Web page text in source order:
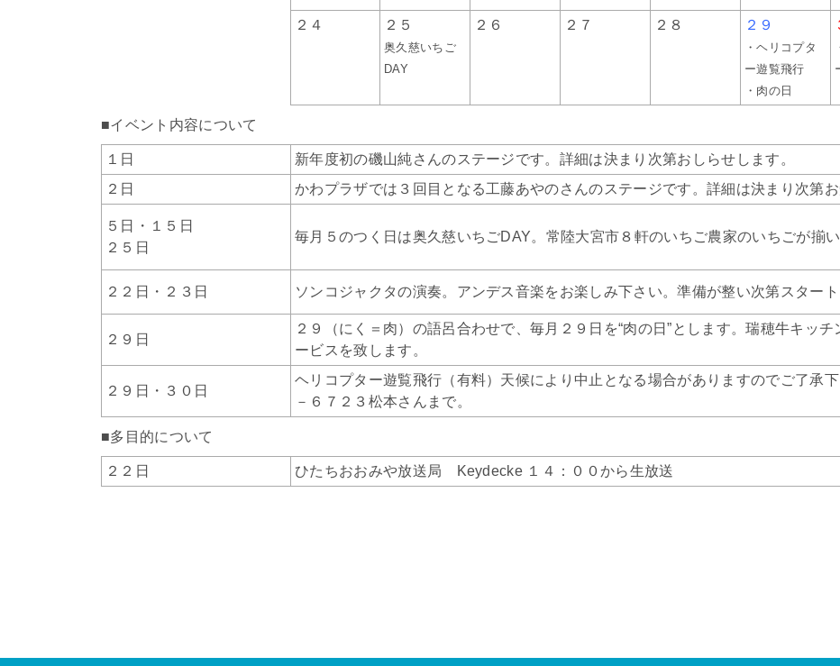
２４ ２５
奥久慈いちご
DAY
２６ ２７ ２８ ２９
・ヘリコプタ
ー遊覧飛行
・肉の日
■イベント内容について
１日
新年度初の磯山純さんのステージです。詳細は決まり次第おしらせします。
２日
かわプラザでは３回目となる工藤あやのさんのステージです。詳細は決まり次第お
５日・１５日
２５日
毎月５のつく日は奥久慈いちごDAY。常陸大宮市８軒のいちご農家のいちごが揃い
２２日・２３日 ソンコジャクタの演奏。アンデス音楽をお楽しみ下さい。準備が整い次第スタート
２９日
２９（にく＝肉）の語呂合わせで、毎月２９日を“肉の日”とします。瑞穂牛キッ
ービスを致します。
２９日・３０日
ヘリコプター遊覧飛行（有料）天候により中止となる場合がありますのでご了承
－６７２３松本さんまで。
■多目的について
２２日 ひたちおおみや放送局 Keydecke １４：００から生放送